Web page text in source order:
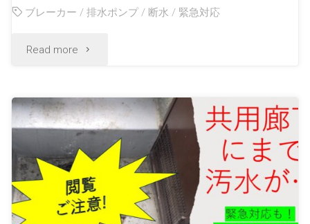
ブレーカー /排水ポンプ / 断水 / 緊急対応
Read more